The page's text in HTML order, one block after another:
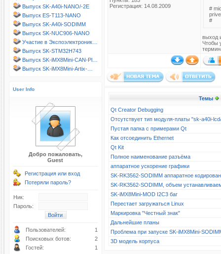
Выпуск SK-A40i-NANO/-2E
Выпуск ES-T113-NANO
Выпуск SK-A40i-SODIMM
Выпуск SK-NUC906-NANO
Участие в Экспоэлектроник…
Выпуск SK-STM32H743
Выпуск SK-iMX8Mini-CAN-Pl…
Выпуск SK-iMX8Mini-Artix-…
User Info
Добро пожаловать,
Guest
Регистрация или вход
Потеряли пароль?
Ник:
Пароль:
Пользователей:
1
Поисковых ботов:
2
Гостей:
1
Регистрация: 14.08.2009
#
#
выход
Чтобы
Темы
Qt Creator Debugging
Отсутствует тип модуля-платы "sk-a40i-
Пустая папка с примерами Qt
Как отсоединить Ethernet
Qt Kit
Полное наименование разъёма
аппаратное ускорение графики
SK-RK3562-SODIMM аппаратное
SK-RK3562-SODIMM, объем
SK-iMX8Mini-MOD I2C3 баг
Перестает загружаться Linux
Маркировка "Честный знак"
Дальнейшие планы
Проблема при запуске SK-iMX8Mini-
3D модель корпуса